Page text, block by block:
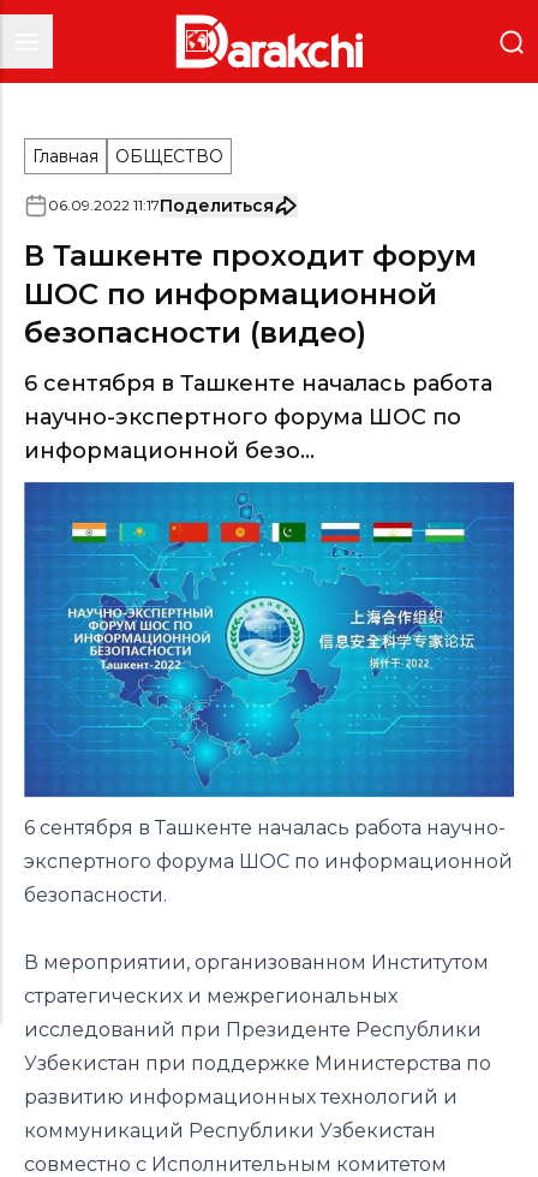
Главная ОБЩЕСТВО
06.09.2022 11:17Поделиться
В Ташкенте проходит форум
ШОС по информационной
безопасности (видео)
6 сентября в Ташкенте началась работа
научно-экспертного форума ШОС по
информационной безо...
6 сентября в Ташкенте началась работа научно-
экспертного форума ШОС по информационной
безопасности.
В мероприятии, организованном Институтом
стратегических и межрегиональных
исследований при Президенте Республики
Узбекистан при поддержке Министерства по
развитию информационных технологий и
коммуникаций Республики Узбекистан
совместно с Исполнительным комитетом